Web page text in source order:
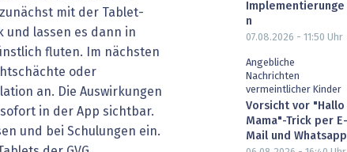
mit der Tablet-
und lassen es dann in
fluten. Im nächsten
oder
an. Die Auswirkungen
in der App sichtbar.
und bei Schulungen ein.
Implementierunge
n
07.08.2026 - 11:50 Uhr
Angebliche
Nachrichten
vermeintlicher Kinder
Vorsicht vor "Hallo
Mama"-Trick per E-
Mail und Whatsapp